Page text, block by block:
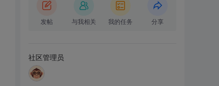
发帖 与我相关 我的任务 分享
社区管理员